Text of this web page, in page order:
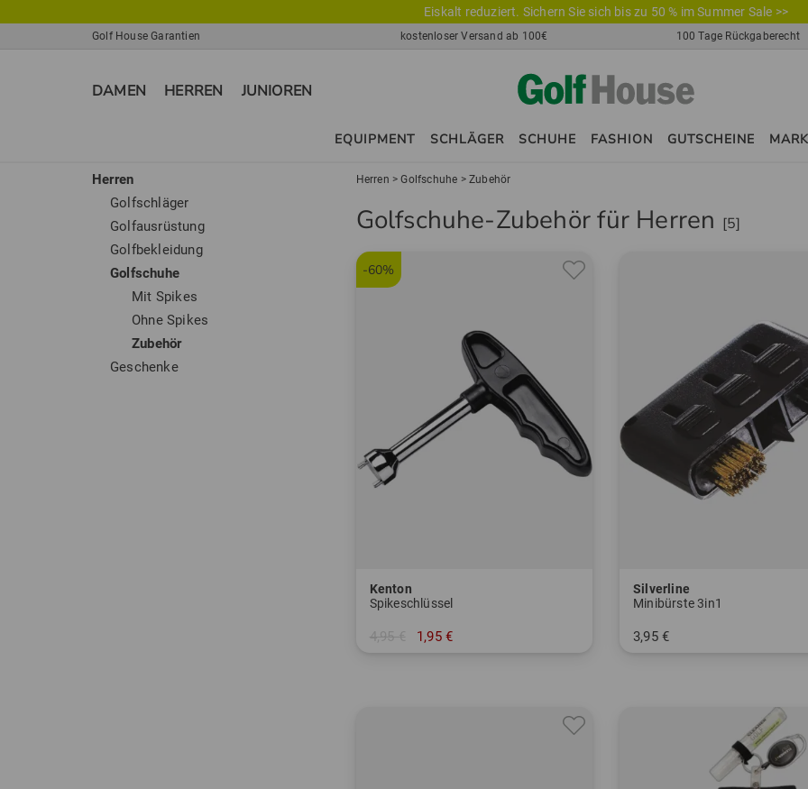
Eiskalt reduziert. Sichern Sie sich bis zu 50 % im Summer Sale >>
Golf House Garantien kostenloser Versand ab 100€ 100 Tage Rückgaberecht
DAMEN HERREN JUNIOREN
EQUIPMENT SCHLÄGER SCHUHE FASHION GUTSCHEINE
Herren
Golfschläger
Golfausrüstung
Golfbekleidung
Golfschuhe
Mit Spikes
Ohne Spikes
Zubehör
Geschenke
Herren >Golfschuhe > Zubehör
Golfschuhe-Zubehör für Herren [5]
-60%
Kenton
Spikeschlüssel
4,95 € 1,95 €
Silverline
Minibürste 3in1
3,95 €